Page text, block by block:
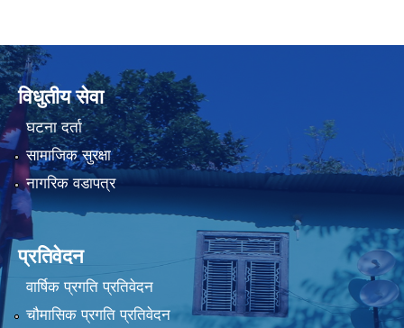
विधुतीय सेवा
घटना दर्ता
सामाजिक सुरक्षा
नागरिक वडापत्र
प्रतिवेदन
वार्षिक प्रगति प्रतिवेदन
चौमासिक प्रगति प्रतिवेदन